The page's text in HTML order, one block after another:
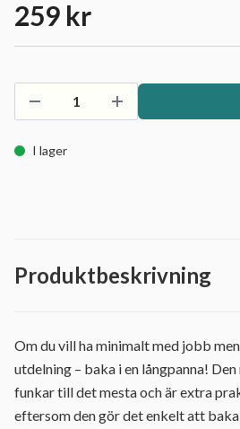
259 kr
I lager
Produktbeskrivning
Om du vill ha minimalt med jobb
utdelning – baka i en långpanna!
funkar till det mesta och är extra
eftersom den gör det enkelt att